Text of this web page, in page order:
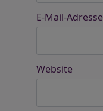
E-Mail-Adresse
Website